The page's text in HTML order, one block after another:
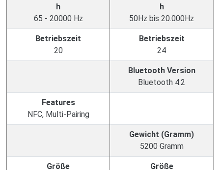
h
65 - 20000 Hz
h
50Hz bis 20.000Hz
Betriebszeit
20
Betriebszeit
24
Bluetooth Version
Bluetooth 4.2
Features
NFC, Multi-Pairing
Gewicht (Gramm)
5200 Gramm
Größe
Größe